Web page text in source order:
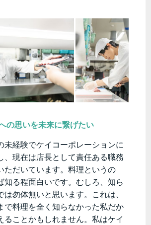
の思いを未来に繋げたい
未経験でケイコーポレーションに
、現在は店長として責任ある職務
ただいています。料理というの
知る程面白いです。むしろ、知ら
は勿体無いと思います。これは、
で料理を全く知らなかった私だか
ることかもしれません。私はケイ